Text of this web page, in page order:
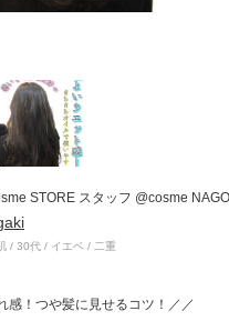
STORE スタッフ @cosme
/ 30代 / イエベ / 二重
感！つや髪に見せるコツ！／／